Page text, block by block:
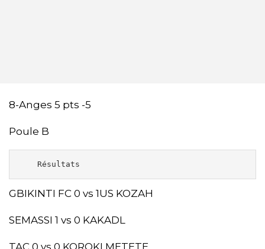
8-Anges 5 pts -5
Poule B
    Résultats
GBIKINTI FC 0 vs 1US KOZAH
SEMASSI 1 vs 0 KAKADL